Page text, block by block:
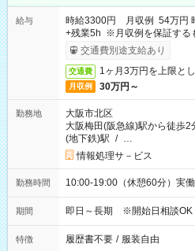
給与
時給3300円 月収例 54万円
+残業5h ※月収例を保証する
交通費別途支給あり
交通費 1ヶ月3万円を上限と
月収例 30万円～
勤務地
大阪市北区
大阪梅田(阪急線)駅から徒歩2
(地下鉄)駅 / …
情報処理サ－ビス
勤務時間 10:00-19:00（休憩60分）実
期間 即日～長期 ※開始日相談OK
特徴 履歴書不要 / 服装自由